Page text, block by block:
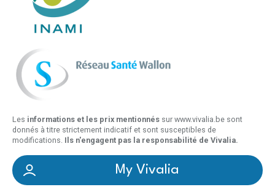
Les informations et les prix mentionnés sur www.vivalia.be sont
donnés à titre strictement indicatif et sont susceptibles de
modifications. Ils n'engagent pas la responsabilité de Vivalia.
My Vivalia